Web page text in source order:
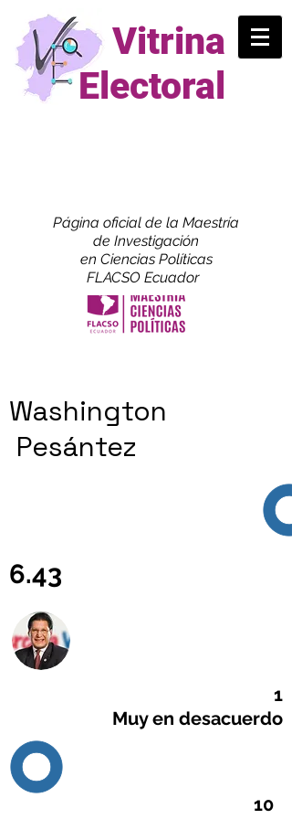
Vitrina
Electoral
Página oficial de la Maestría
de Investigación
en Ciencias Políticas
FLACSO Ecuador
Washington
Pesántez
6.43
1
Muy en desacuerdo
10